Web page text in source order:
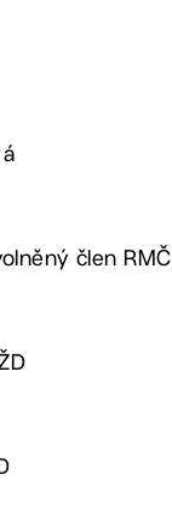
člen RMČ